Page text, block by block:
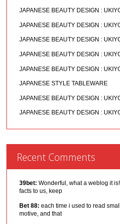
JAPANESE BEAUTY DESIGN :
JAPANESE BEAUTY DESIGN :
JAPANESE BEAUTY DESIGN :
JAPANESE BEAUTY DESIGN :
JAPANESE BEAUTY DESIGN :
JAPANESE STYLE TABLEWARE
JAPANESE BEAUTY DESIGN :
JAPANESE BEAUTY DESIGN :
Recent Comments
39bet: Wonderful, what a weblog it
facts to us, keep
Bet 88: each time i used to read
motive, and that